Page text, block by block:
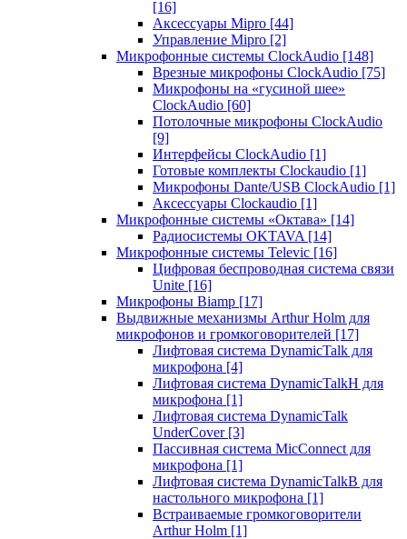
[16]
Аксессуары Mipro [44]
Управление Mipro [2]
Микрофонные системы ClockAudio [148]
Врезные микрофоны ClockAudio [75]
Микрофоны на «гусиной шее»
ClockAudio [60]
Потолочные микрофоны ClockAudio
[9]
Интерфейсы ClockAudio [1]
Готовые комплекты Clockaudio [1]
Микрофоны Dante/USB ClockAudio [1]
Аксессуары Clockaudio [1]
Микрофонные системы «Октава» [14]
Радиосистемы OKTAVA [14]
Микрофонные системы Televic [16]
Цифровая беспроводная система связи
Unite [16]
Микрофоны Biamp [17]
Выдвижные механизмы Arthur Holm для
микрофонов и громкоговорителей [17]
Лифтовая система DynamicTalk для
микрофона [4]
Лифтовая система DynamicTalkH для
микрофона [1]
Лифтовая система DynamicTalk
UnderCover [3]
Пассивная система MicConnect для
микрофона [1]
Лифтовая система DynamicTalkB для
настольного микрофона [1]
Встраиваемые громкоговорители
Arthur Holm [1]